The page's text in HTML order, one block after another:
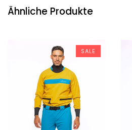
Ähnliche Produkte
SALE